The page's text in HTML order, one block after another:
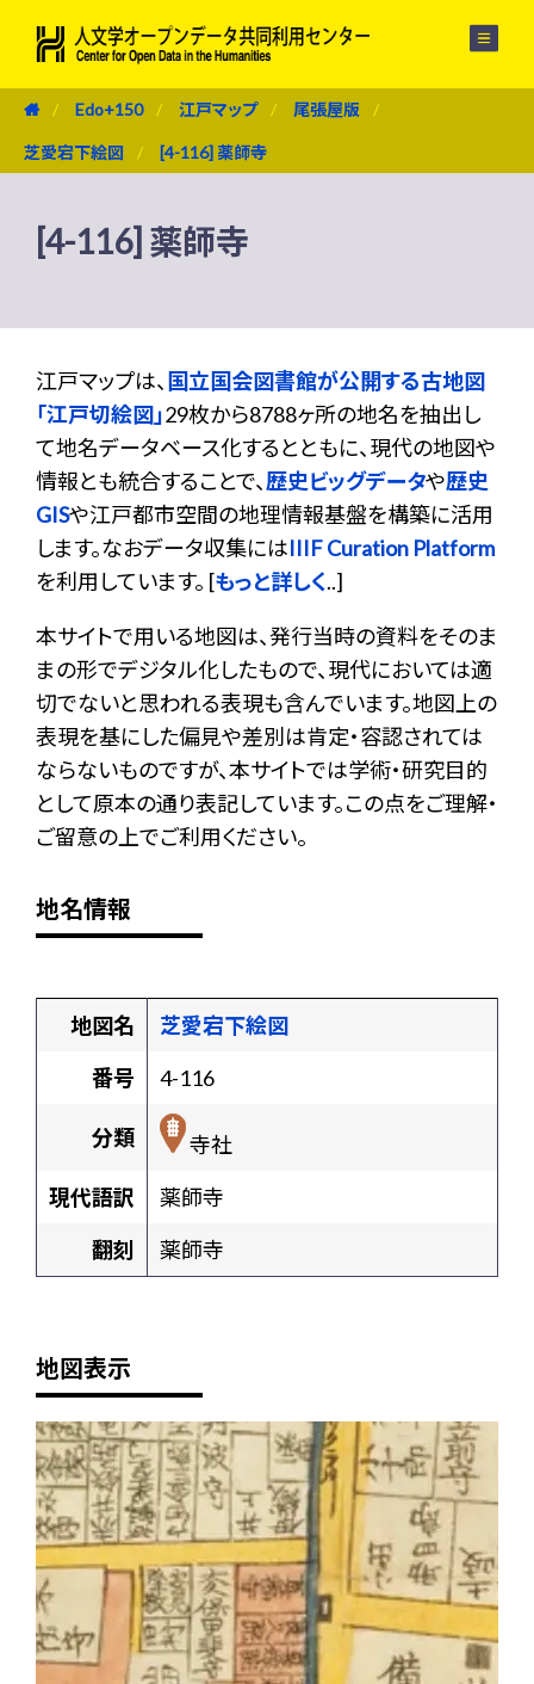
Edo+150 江戸マップ 尾張屋版
芝愛宕下絵図 [4-116] 薬師寺
[4-116] 薬師寺
江戸マップは、 国立国会図書館が公開する古地図
「江戸切絵図」29枚から8788ヶ所の地名を抽出し
て地名データベース化するとともに、現代の地図や
情報とも統合することで、歴史ビッグデータや歴史
GISや江戸都市空間の地理情報基盤を構築に活用
します。なおデータ収集にはIIIF Curation Platform
を利用しています。 [もっと詳しく..]
本サイトで用いる地図は、発行当時の資料をそのま
まの形でデジタル化したもので、現代においては適
切でないと思われる表現も含んでいます。地図上の
表現を基にした偏見や差別は肯定・容認されては
ならないものですが、本サイトでは学術・研究目的
として原本の通り表記しています。この点をご理解・
ご留意の上でご利用ください。
地名情報
地図名
芝愛宕下絵図
番号
4-116
分類
寺社
現代語訳
薬師寺
翻刻
薬師寺
地図表示
+
-